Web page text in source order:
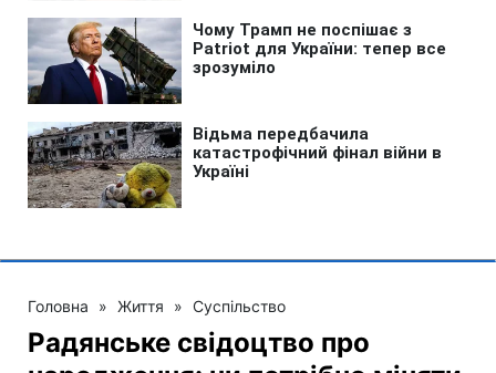
Головна » Життя » Суспільство
Радянське свідоцтво про